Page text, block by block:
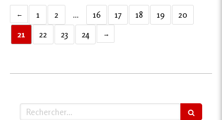
1
2 … 16 17 18 19
20
21
22 23 24
Rechercher